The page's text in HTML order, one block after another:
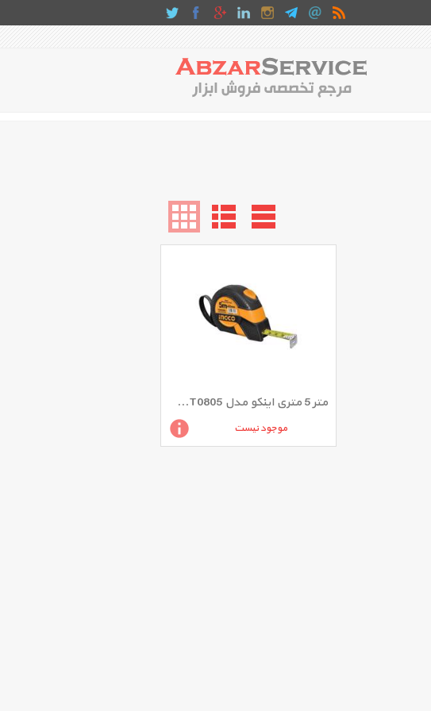
متر 5 متری اینکو مدل HSMT0805
موجود نیست